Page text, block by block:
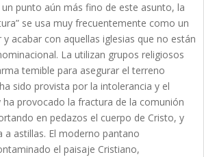
punto aún más fino de este asunto, la
se usa muy frecuentemente como un
acabar con aquellas iglesias que no están
La utilizan grupos religiosos
temible para asegurar el terreno
sido provista por la intolerancia y el
provocado la fractura de la comunión
en pedazos el cuerpo de Cristo, y
a astillas. El moderno pantano
el paisaje Cristiano,